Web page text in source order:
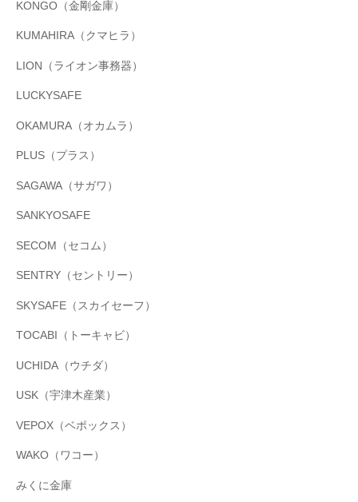
KONGO（金剛金庫）
KUMAHIRA（クマヒラ）
LION（ライオン事務器）
LUCKYSAFE
OKAMURA（オカムラ）
PLUS（プラス）
SAGAWA（サガワ）
SANKYOSAFE
SECOM（セコム）
SENTRY（セントリー）
SKYSAFE（スカイセーフ）
TOCABI（トーキャビ）
UCHIDA（ウチダ）
USK（宇津木産業）
VEPOX（ベポックス）
WAKO（ワコー）
みくに金庫